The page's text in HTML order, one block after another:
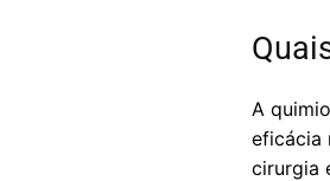
A
eficácia
cirurgia